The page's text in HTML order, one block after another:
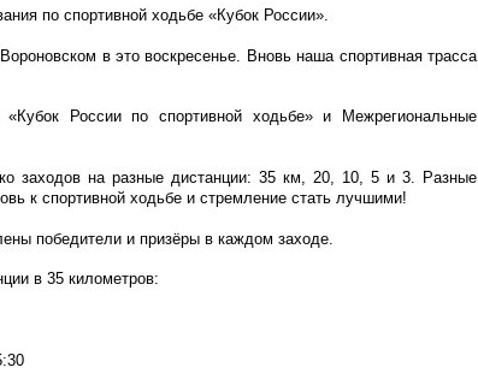
по спортивной ходьбе «Кубок России».
в это воскресенье. Вновь наша спортивная трасса
России по спортивной ходьбе» и Межрегиональные
заходов на разные дистанции: 35 км, 20, 10, 5 и 3. Разные
к спортивной ходьбе и стремление стать лучшими!
победители и призёры в каждом заходе.
в 35 километров: